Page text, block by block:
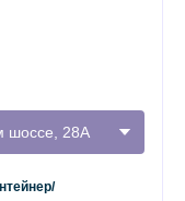
шоссе, 28А